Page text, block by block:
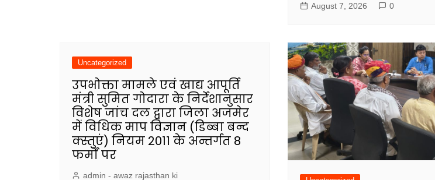
August 7, 2026
0
Uncategorized
उपभोक्ता मामले एवं खाद्य आपूर्ति
मंत्री सुमित गोदारा के निर्देशानुसार
विशेष जांच दल द्वारा जिला अजमेर
में विधिक माप विज्ञान (डिब्बा बन्द
क्स्तुएं) नियम 2011 के अन्तर्गत 8
फर्मों पर
admin - awaz rajasthan ki